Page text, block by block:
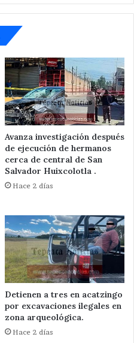
Avanza investigación después
de ejecución de hermanos
cerca de central de San
Salvador Huixcolotla .
Hace 2 días
Detienen a tres en acatzingo
por excavaciones ilegales en
zona arqueológica.
Hace 2 días